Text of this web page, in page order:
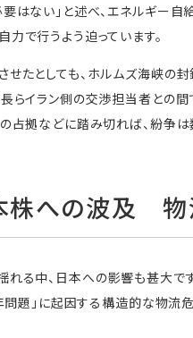
はない」と述べ、エネルギー
で行うよう迫っています。
たとしても、ホルムズ海峡の
らイラン側の交渉担当者との
占拠などに踏み切れば、紛争
株への波及
る中、日本への影響も甚大です
問題」に起因する構造的な物